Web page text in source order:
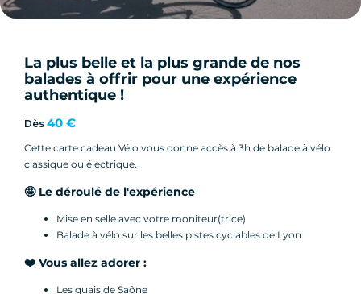
La plus belle et la plus grande de nos
balades à offrir pour une expérience
authentique !
Dès 40 €
Cette carte cadeau Vélo vous donne accès à 3h de balade à vélo
classique ou électrique.
🤩 Le déroulé de l'expérience
Mise en selle avec votre moniteur(trice)
Balade à vélo sur les belles pistes cyclables de Lyon
❤️ Vous allez adorer :
Les quais de Saône